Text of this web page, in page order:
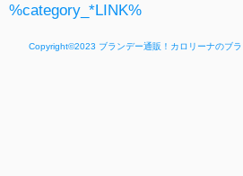
%category_*LINK%
Copyright©2023 ブランデー通販！カロリーナのブ